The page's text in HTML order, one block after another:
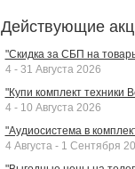
Действующие
"Скидка за СБП на
4 - 31 Августа 2026
"Купи комплект техники
4 - 10 Августа 2026
"Аудиосистема в
4 Августа - 1 Сентября